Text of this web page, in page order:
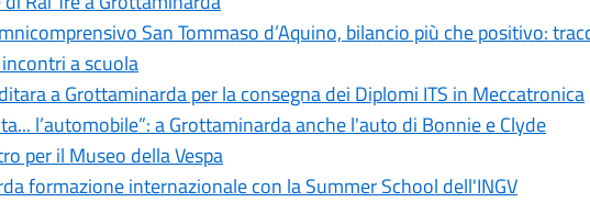
San Tommaso d’Aquino, bilancio più che positivo:
a scuola
a Grottaminarda per la consegna dei Diplomi ITS in Meccatronica
l’automobile”: a Grottaminarda anche l'auto di Bonnie e Clyde
per il Museo della Vespa
formazione internazionale con la Summer School dell'INGV